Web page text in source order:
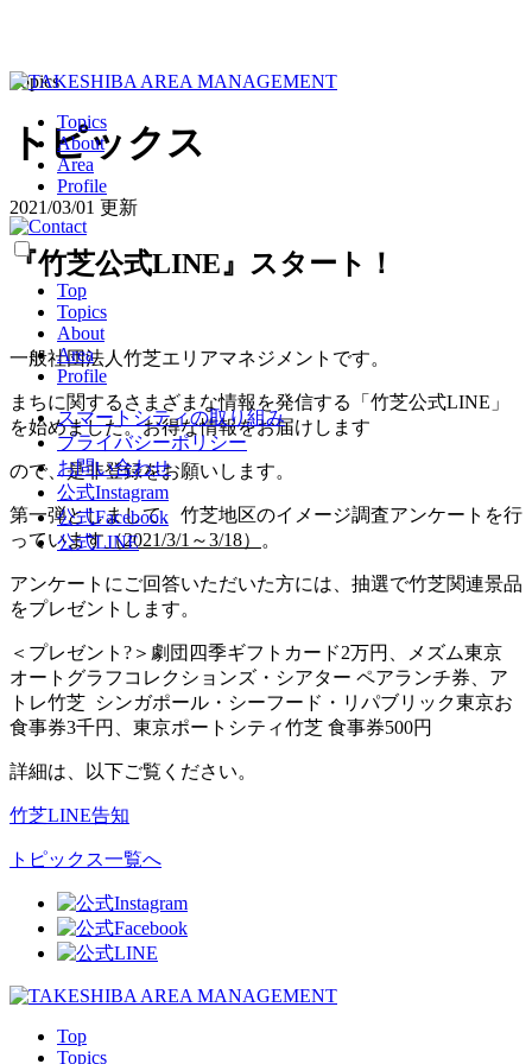
Topics
About
Area
Profile
Top
Topics
About
Area
Profile
スマートシティの取り組み
プライバシーポリシー
お問い合わせ
公式Instagram
公式Facebook
公式LINE
Topics
トピックス
2021/03/01 更新
『竹芝公式LINE』スタート！
一般社団法人竹芝エリアマネジメントです。
まちに関するさまざまな情報を発信する「竹芝公式LINE」
を始めました。お得な情報をお届けします
ので、是非登録をお願いします。
第一弾としまして、竹芝地区のイメージ調査アンケートを行
っています（2021/3/1 ～3/18） 。
アンケートにご回答いただいた方には、抽選で竹芝関連景品
をプレゼントします。
＜プレゼント?＞劇団四季ギフトカード2万円、メズム東京
オートグラフコレクションズ・シアター ペアランチ券、ア
トレ竹芝 シンガポール・シーフード・リパブリック東京お
食事券3千円、東京ポートシティ竹芝 食事券500円
詳細は、以下ご覧ください。
竹芝LINE告知
トピックス一覧へ
Top
Topics